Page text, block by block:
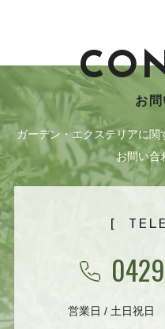
お
ガーデン・エクステリアに
お問い合
[
営業日 / 土日祝日